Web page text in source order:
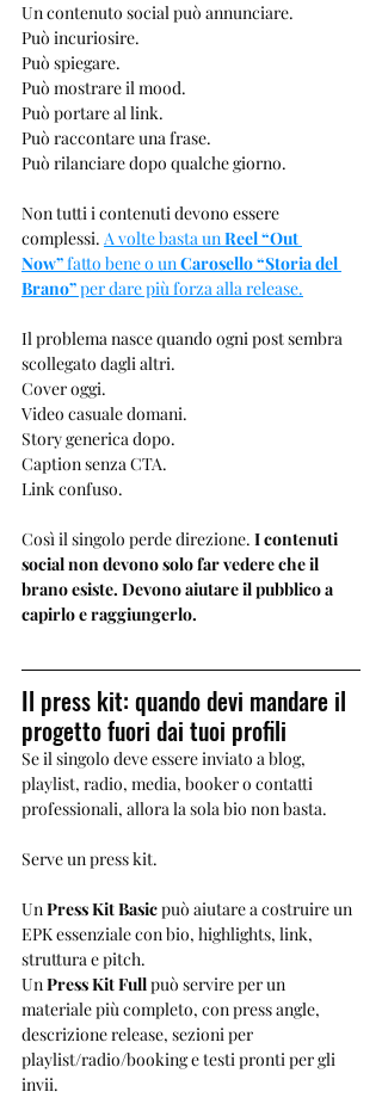
Un contenuto social può annunciare.
Può incuriosire.
Può spiegare.
Può mostrare il mood.
Può portare al link.
Può raccontare una frase.
Può rilanciare dopo qualche giorno.
Non tutti i contenuti devono essere
complessi. A volte basta un Reel “Out
Now” fatto bene o un Carosello “Storia del
Brano” per dare più forza alla release.
Il problema nasce quando ogni post sembra
scollegato dagli altri.
Cover oggi.
Video casuale domani.
Story generica dopo.
Caption senza CTA.
Link confuso.
Così il singolo perde direzione. I contenuti
social non devono solo far vedere che il
brano esiste. Devono aiutare il pubblico a
capirlo e raggiungerlo.
Il press kit: quando devi mandare il
progetto fuori dai tuoi profili
Se il singolo deve essere inviato a blog,
playlist, radio, media, booker o contatti
professionali, allora la sola bio non basta.
Serve un press kit.
Un Press Kit Basic può aiutare a costruire un
EPK essenziale con bio, highlights, link,
struttura e pitch.
Un Press Kit Full può servire per un
materiale più completo, con press angle,
descrizione release, sezioni per
playlist/radio/booking e testi pronti per gli
invii.